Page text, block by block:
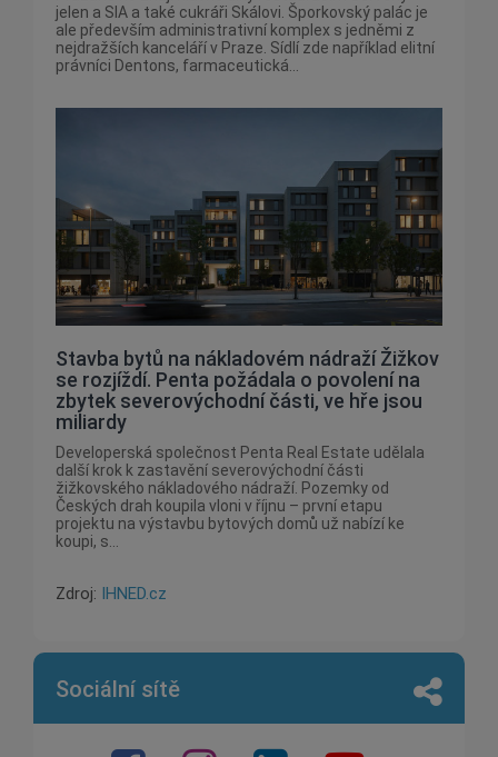
jelen a SIA a také cukráři Skálovi. Šporkovský palác je
ale především administrativní komplex s jedněmi z
nejdražších kanceláří v Praze. Sídlí zde například elitní
právníci Dentons, farmaceutická...
Stavba bytů na nákladovém nádraží Žižkov
se rozjíždí. Penta požádala o povolení na
zbytek severovýchodní části, ve hře jsou
miliardy
Developerská společnost Penta Real Estate udělala
další krok k zastavění severovýchodní části
žižkovského nákladového nádraží. Pozemky od
Českých drah koupila vloni v říjnu – první etapu
projektu na výstavbu bytových domů už nabízí ke
koupi, s...
Zdroj: IHNED.cz
Sociální sítě